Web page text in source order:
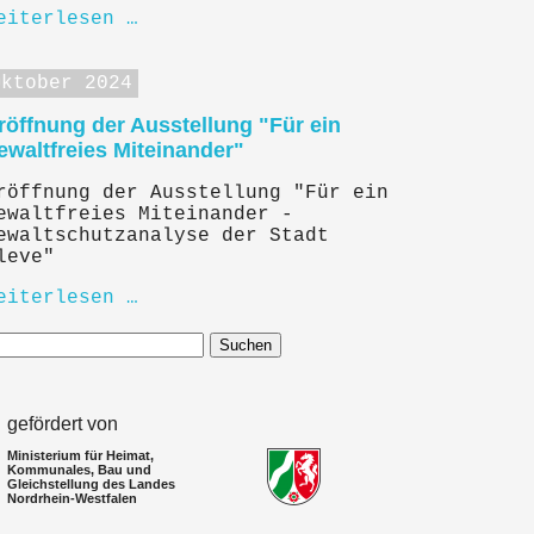
…
2024
der Ausstellung "Für ein
Miteinander"
der Ausstellung "Für ein
Miteinander -
der Stadt
…
Suchen
gefördert von
Ministerium für Heimat,
Kommunales, Bau und
Gleichstellung des Landes
Nordrhein-Westfalen